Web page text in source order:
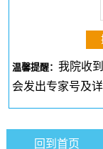
温馨提醒：我院收
会发出专家号及
回到首页